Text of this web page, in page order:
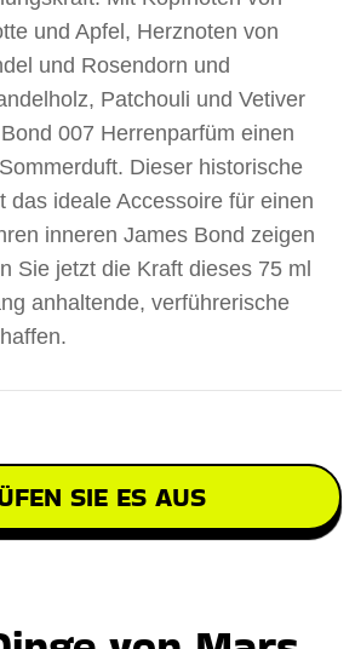
und Apfel, Herznoten von
und Rosendorn und
Patchouli und Vetiver
007 Herrenparfüm einen
Dieser historische
das ideale Accessoire für einen
inneren James Bond zeigen
Sie jetzt die Kraft dieses 75 ml
anhaltende, verführerische
SIE ES AUS